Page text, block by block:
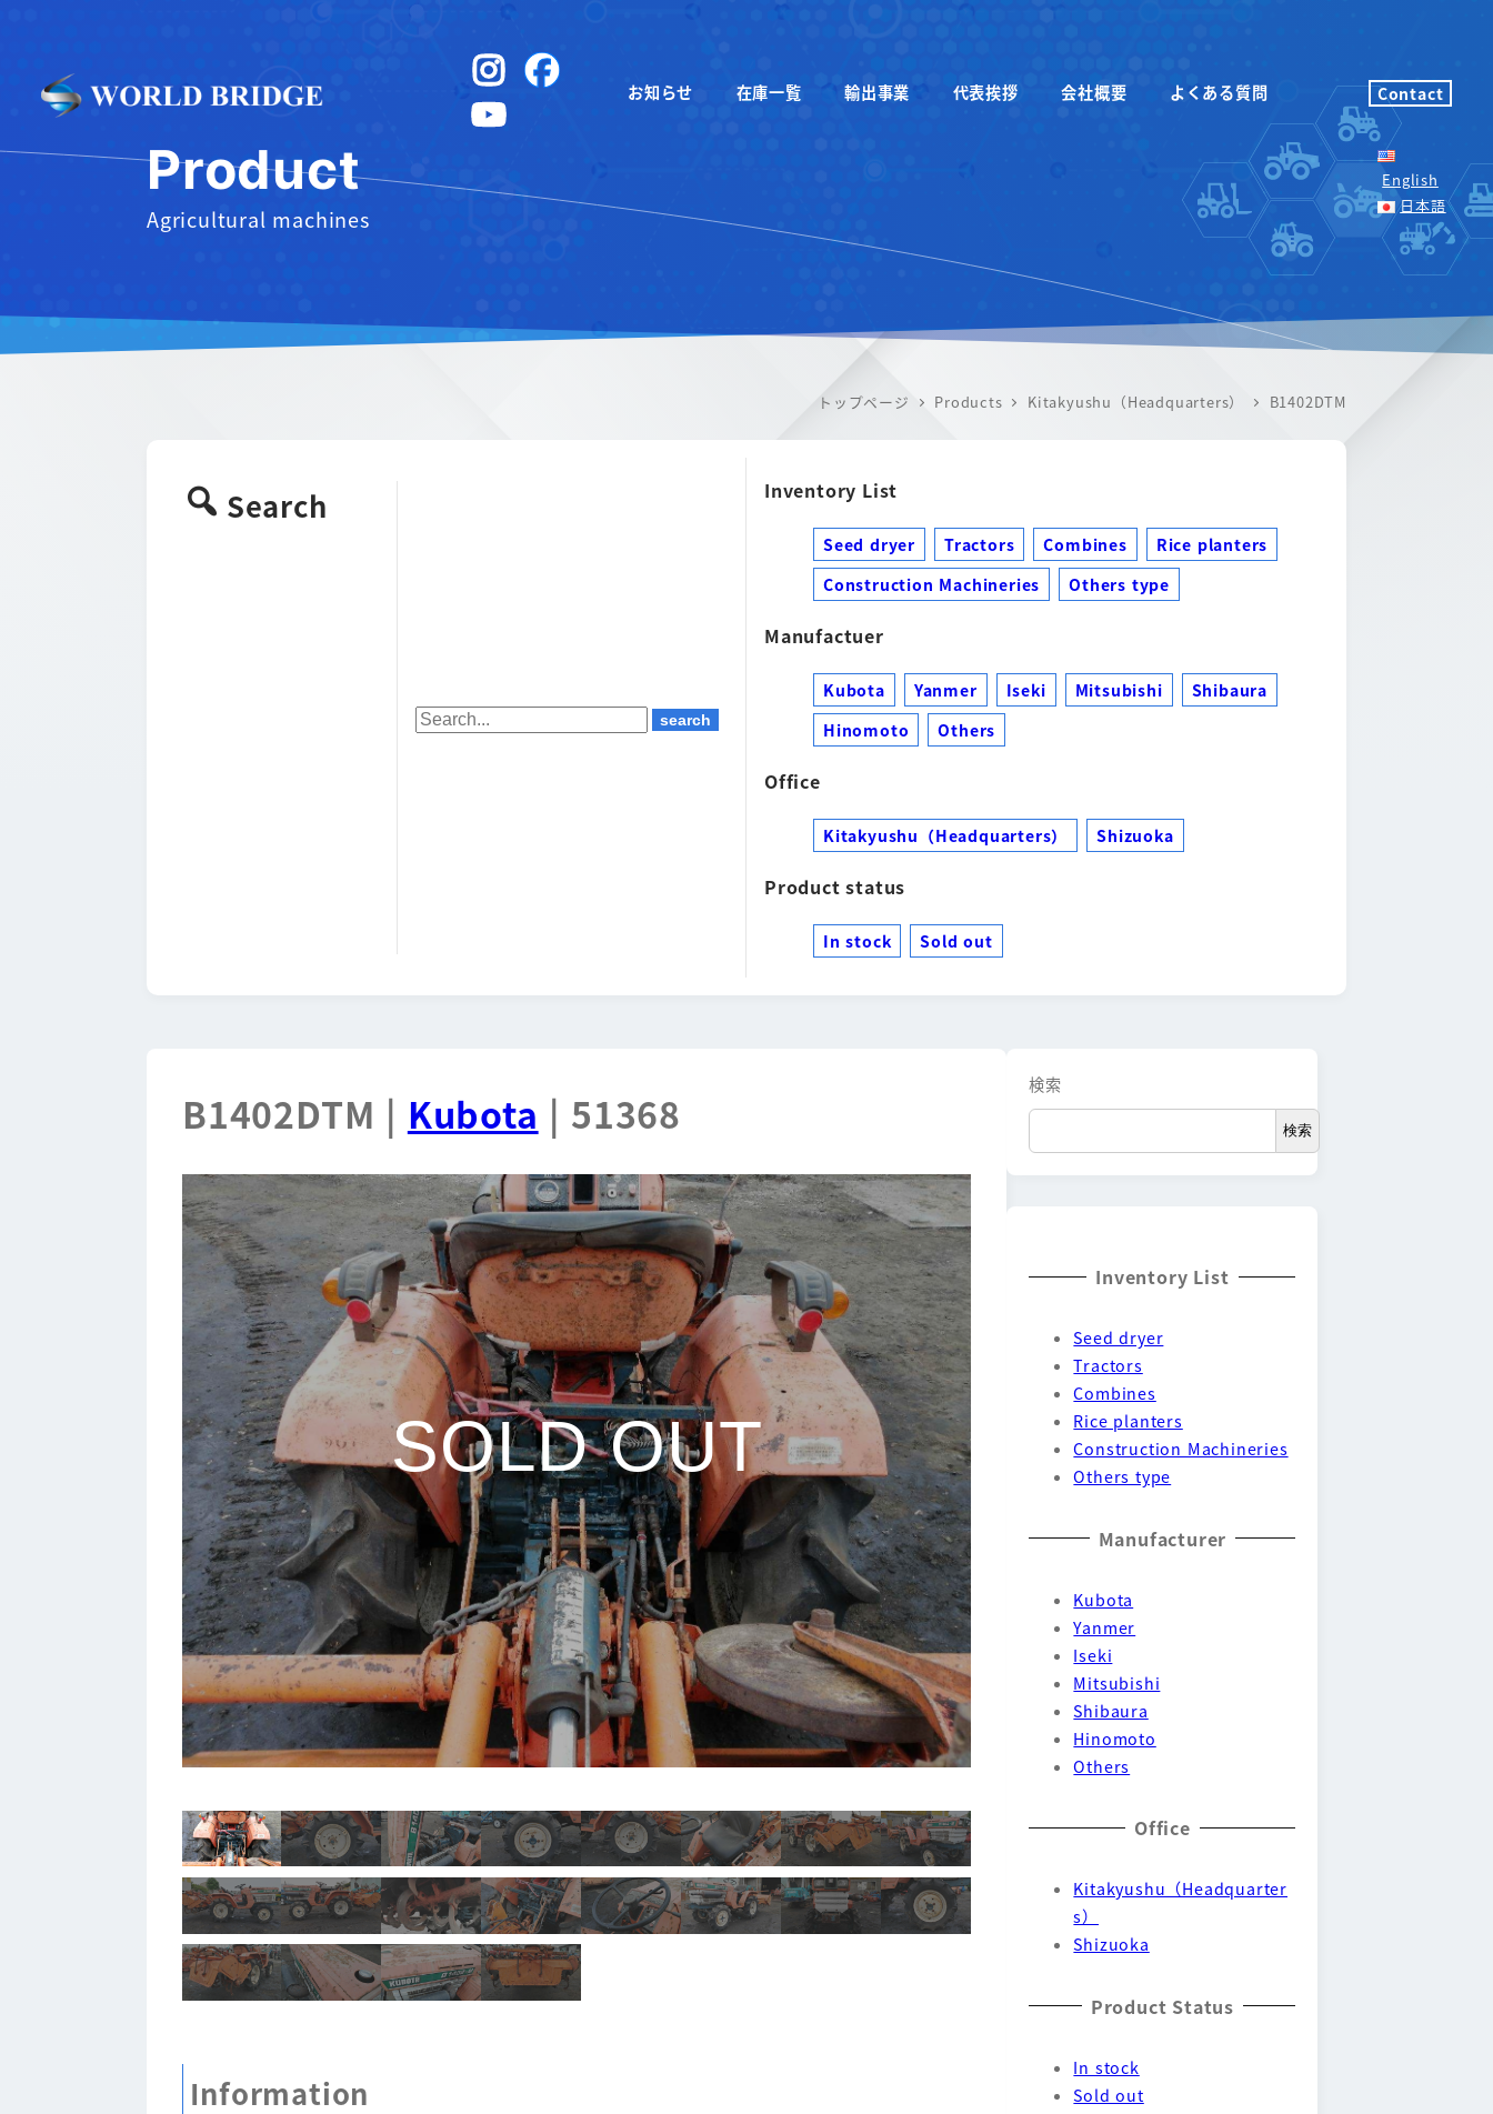
instagramFacebook
YouTube
English
日本語
Contact
お知らせ 在庫一覧 輸出事業 代表挨拶 会社概要 よくある質問
Product
Agricultural machines
トップページ Products Kitakyushu（Headquarters） B1402DTM
Search Inventory List
Seed dryer Tractors Combines
Rice planters
Construction Machineries
Others type
Manufactuer
Kubota Yanmer Iseki Mitsubishi
Shibaura
Hinomoto
Others
Office
Kitakyushu（Headquarters） Shizuoka
Product status
In stock Sold out
B1402DTM | Kubota | 51368
SOLD OUT
Information
検索
検索
Inventory List
Seed dryer
Tractors
Combines
Rice planters
Construction Machineries
Others type
Manufacturer
Kubota
Yanmer
Iseki
Mitsubishi
Shibaura
Hinomoto
Others
Office
Kitakyushu（Headquarter
s）
Shizuoka
Product Status
In stock
Sold out